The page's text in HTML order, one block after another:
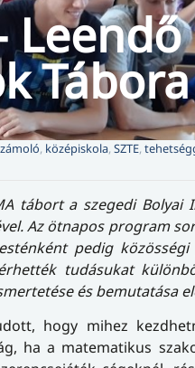
Tábora
, középiskola, SZTE,
tábort a szegedi
Az ötnapos program
pedig
tudásukat
és bemutatása
hogy mihez
ha a matematikus